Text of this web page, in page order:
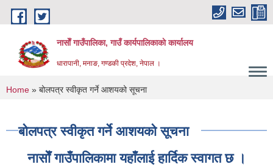
Skip to main content
नासाेँ गाउँपालिका, गाउँ कार्यपालिकाकाे कार्यालय
धारापानी, मनाङ, गण्डकी प्रदेश, नेपाल ।
You are here
Home » बोलपत्र स्वीकृत गर्ने आशयको सूचना
बोलपत्र स्वीकृत गर्ने आशयको सूचना
नासाेँ गाउँपालिकामा यहाँलाई हार्दिक स्वागत छ ।